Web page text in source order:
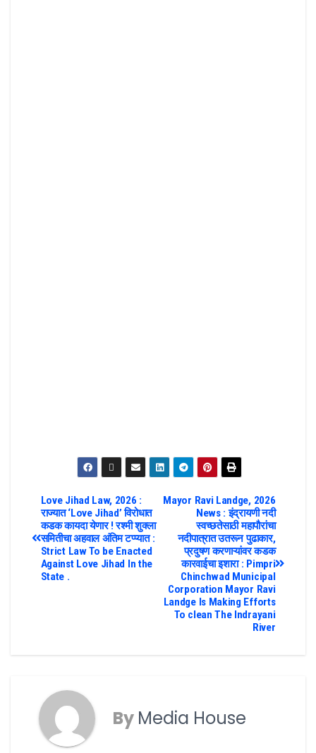
Mayor Ravi Landge, 2026
News : इंद्रायणी नदी
स्वच्छतेसाठी महापौरांचा
नदीपात्रात उतरून पुढाकार,
प्रदुषण करणाऱ्यांवर कडक
कारवाईचा इशारा : Pimpri
Chinchwad Municipal
Corporation Mayor Ravi
Landge Is Making Efforts
To clean The Indrayani
River
Love Jihad Law, 2026 :
राज्यात ‘Love Jihad’ विरोधात
कडक कायदा येणार ! रश्मी शुक्ला
समितीचा अहवाल अंतिम टप्प्यात :
Strict Law To be Enacted
Against Love Jihad In the
State .
By Media House